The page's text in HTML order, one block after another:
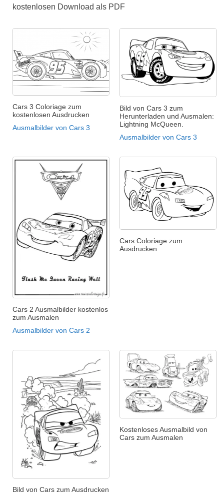
kostenlosen Download als PDF
Cars 3 Coloriage zum
kostenlosen Ausdrucken
Ausmalbilder von Cars 3
Bild von Cars 3 zum
Herunterladen und Ausmalen:
Lightning McQueen.
Ausmalbilder von Cars 3
Cars 2 Ausmalbilder kostenlos
zum Ausmalen
Ausmalbilder von Cars 2
Cars Coloriage zum
Ausdrucken
Bild von Cars zum Ausdrucken
Kostenloses Ausmalbild von
Cars zum Ausmalen